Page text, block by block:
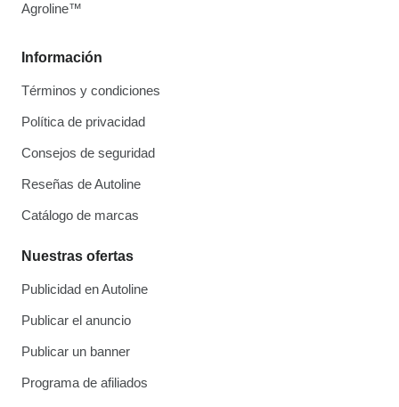
Información
Términos y condiciones
Política de privacidad
Consejos de seguridad
Reseñas de Autoline
Catálogo de marcas
Nuestras ofertas
Publicidad en Autoline
Publicar el anuncio
Publicar un banner
Programa de afiliados
Agroline™